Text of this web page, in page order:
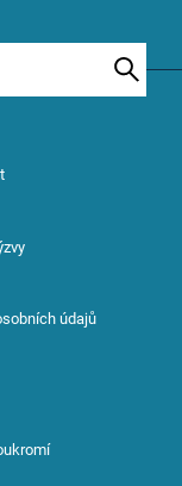
údajů